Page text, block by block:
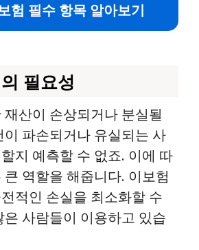
험 필수 항목 알아보기
필요성
재산이 손상되거나 분실될
이 파손되거나 유실되는 사
지 예측할 수 없죠. 이에 따
역할을 해줍니다. 이보험
적인 손실을 최소화할 수
사람들이 이용하고 있습